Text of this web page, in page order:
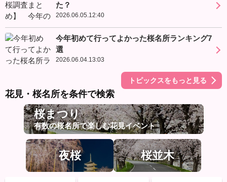
た？
2026.06.05.12:40
今年初めて行ってよかった桜名所ランキング7
選
2026.06.04.13:03
トピックスをもっと見る
花見・桜名所を条件で検索
桜まつり
有数の桜名所で楽しむ花見イベント
夜桜 桜並木